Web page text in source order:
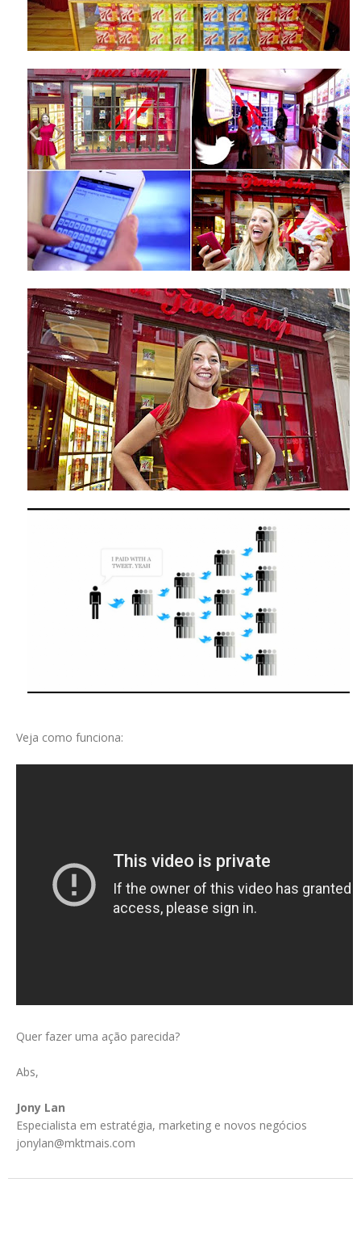
Veja como funciona:
Quer fazer uma ação parecida?
Abs,
Jony Lan
Especialista em estratégia, marketing e novos negócios
jonylan@mktmais.com